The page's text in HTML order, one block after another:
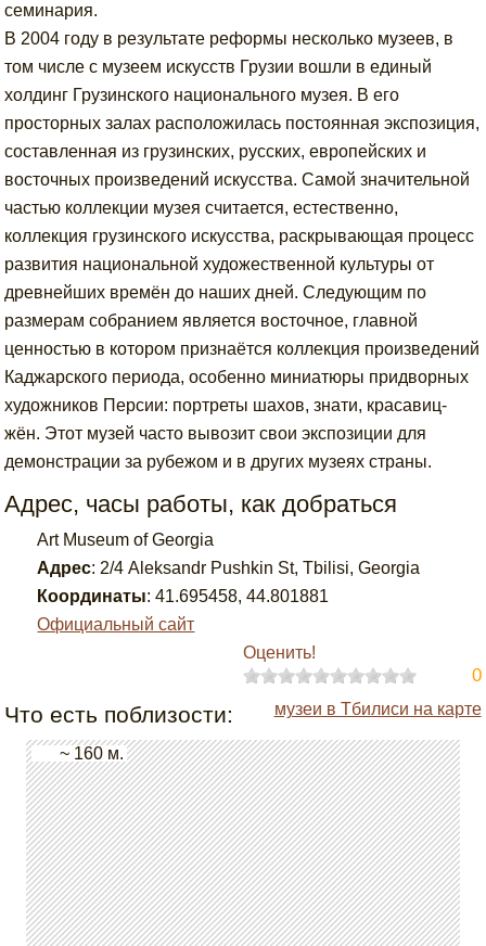
семинария.
В 2004 году в результате реформы несколько музеев, в
том числе с музеем искусств Грузии вошли в единый
холдинг Грузинского национального музея. В его
просторных залах расположилась постоянная экспозиция,
составленная из грузинских, русских, европейских и
восточных произведений искусства. Самой значительной
частью коллекции музея считается, естественно,
коллекция грузинского искусства, раскрывающая процесс
развития национальной художественной культуры от
древнейших времён до наших дней. Следующим по
размерам собранием является восточное, главной
ценностью в котором признаётся коллекция произведений
Каджарского периода, особенно миниатюры придворных
художников Персии: портреты шахов, знати, красавиц-
жён. Этот музей часто вывозит свои экспозиции для
демонстрации за рубежом и в других музеях страны.
Адрес, часы работы, как добраться
Art Museum of Georgia
Адрес: 2/4 Aleksandr Pushkin St, Tbilisi, Georgia
Координаты: 41.695458,44.801881
Официальный сайт
Оценить!
0
Что есть поблизости: музеи в Тбилиси на карте
~ 160 м.